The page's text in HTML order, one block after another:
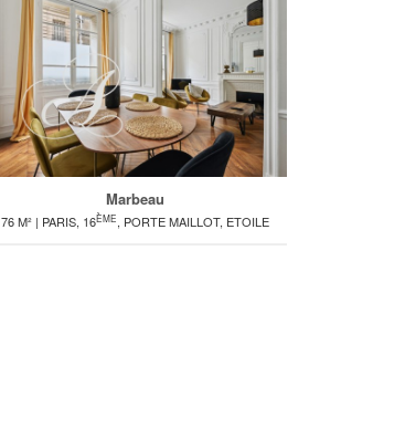
Marbeau
76 M² | PARIS, 16ÈME, PORTE MAILLOT, ETOILE